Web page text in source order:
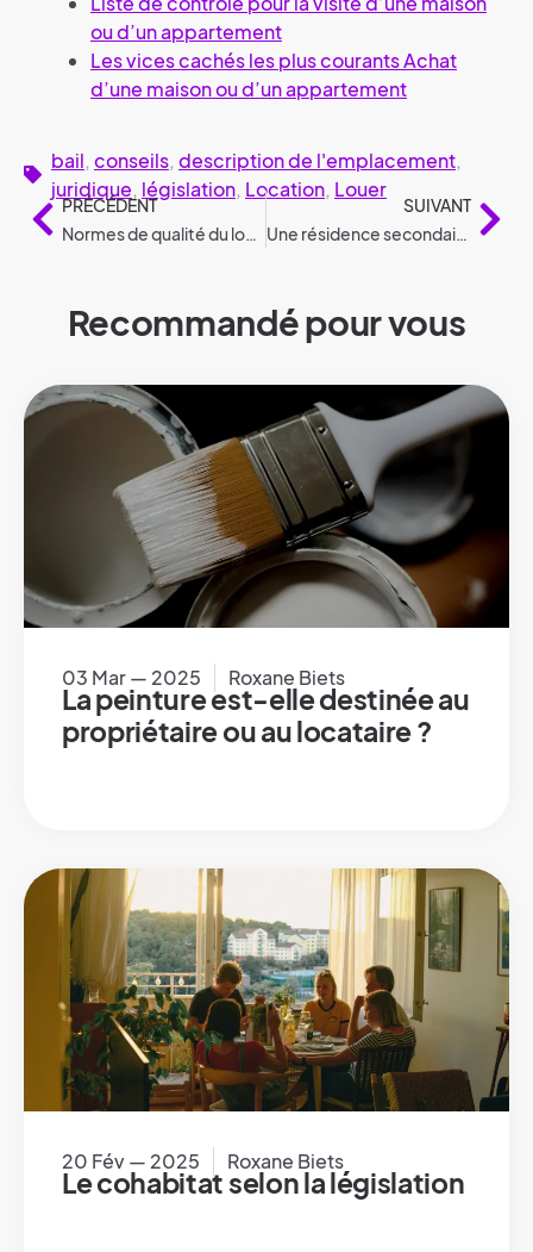
ou d’un appartement
Les vices cachés les plus courants Achat
d’une maison ou d’un appartement
bail, conseils, description de l'emplacement,
juridique, législation, Location, Louer
PRÉCÉDENT
Normes de qualité du logement conformément à la législation
SUIVANT
Une résidence secondaire en vertu de la législation
Recommandé pour vous
03 Mar — 2025 Roxane Biets
La peinture est-elle destinée au
propriétaire ou au locataire ?
20 Fév — 2025 Roxane Biets
Le cohabitat selon la législation